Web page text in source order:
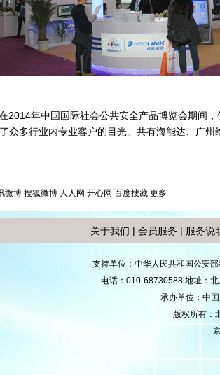
年中国国际社会公共安全产品博览会期间
众多行业内专业客户的目光。共有海能达、广
微博 搜狐微博 人人网 开心网 百度搜藏 更多
关于我们 | 会员服务 | 服务说
支持单位：中华人民共和国公安
电话：010-68730588 地址：
承办单位：中
版权所有：